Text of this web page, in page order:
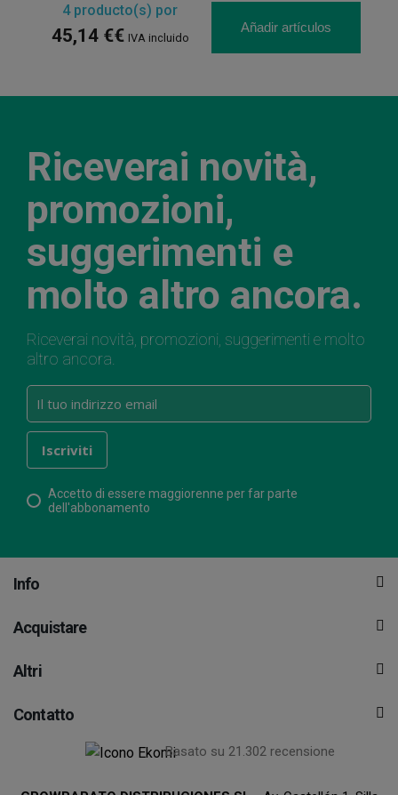
4producto(s) por
45,14 €€ IVA incluido
Añadir artículos
Riceverai novità,
promozioni,
suggerimenti e
molto altro ancora.
Riceverai novità, promozioni, suggerimenti e molto
altro ancora.
Accetto di essere maggiorenne per far parte
dell'abbonamento
Info
Acquistare
Altri
Contatto
Basato su 21.302 recensione